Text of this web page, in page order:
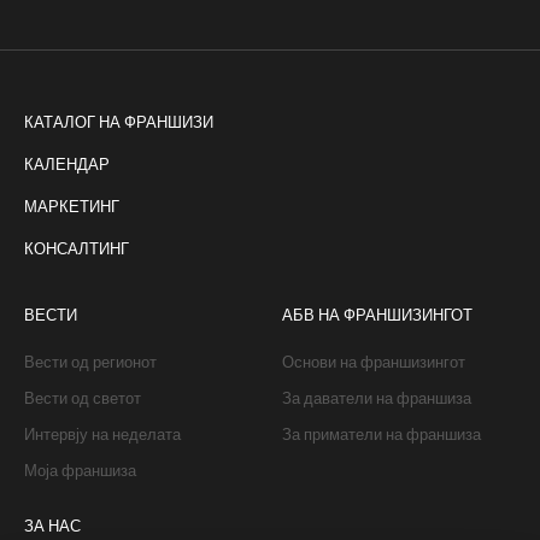
КАТАЛОГ НА ФРАНШИЗИ
КАЛЕНДАР
МАРКЕТИНГ
КОНСАЛТИНГ
ВЕСТИ
Вести од регионот
Вести од светот
Интервју на неделата
Моја франшиза
АБВ НА ФРАНШИЗИНГОТ
Основи на франшизингот
За даватели на франшиза
За приматели на франшиза
ЗА НАС